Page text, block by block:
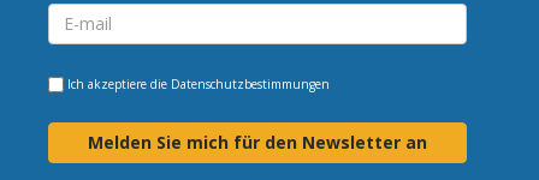
Ich akzeptiere die Datenschutzbestimmungen
Melden Sie mich für den Newsletter an